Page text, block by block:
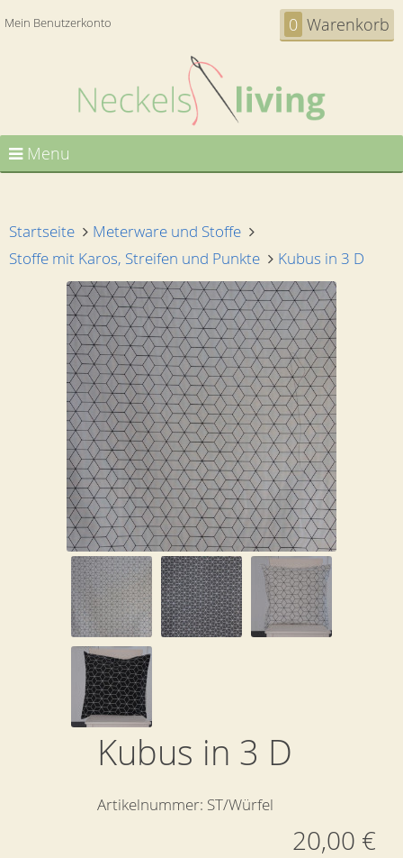
Mein Benutzerkonto 0 Warenkorb
Menu
Startseite
Meterware und Stoffe
Stoffe mit Karos, Streifen und Punkte
Kubus in 3 D
Kubus in 3 D
Artikelnummer: ST/Würfel
20,00 €